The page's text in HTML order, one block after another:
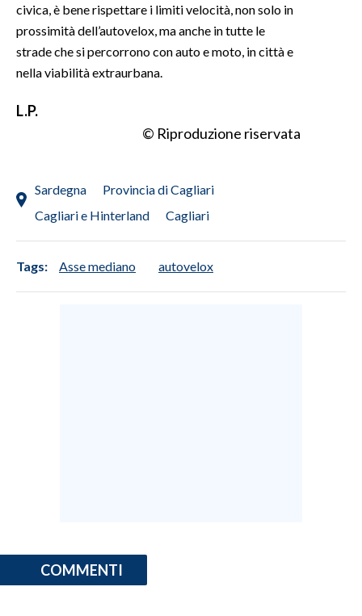
civica, è bene rispettare i limiti velocità, non solo in
prossimità dell’autovelox, ma anche in tutte le
strade che si percorrono con auto e moto, in città e
nella viabilità extraurbana.
L.P.
© Riproduzione riservata
Sardegna
Provincia di Cagliari
Cagliari e Hinterland
Cagliari
Tags: Asse mediano autovelox
COMMENTI